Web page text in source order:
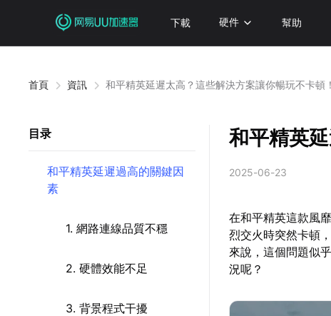
下載 硬件 幫助
首頁 資訊 和平精英延遲太高？這些解決方案讓你暢玩不卡頓！
目录
和平精英延遲過高的關鍵因
素
1. 網路連線品質不穩
2. 硬體效能不足
3. 背景程式干擾
和平精英
2025-06-23
在和平精英這款風
烈交火時突然卡頓
來說，這個問題似
況呢？